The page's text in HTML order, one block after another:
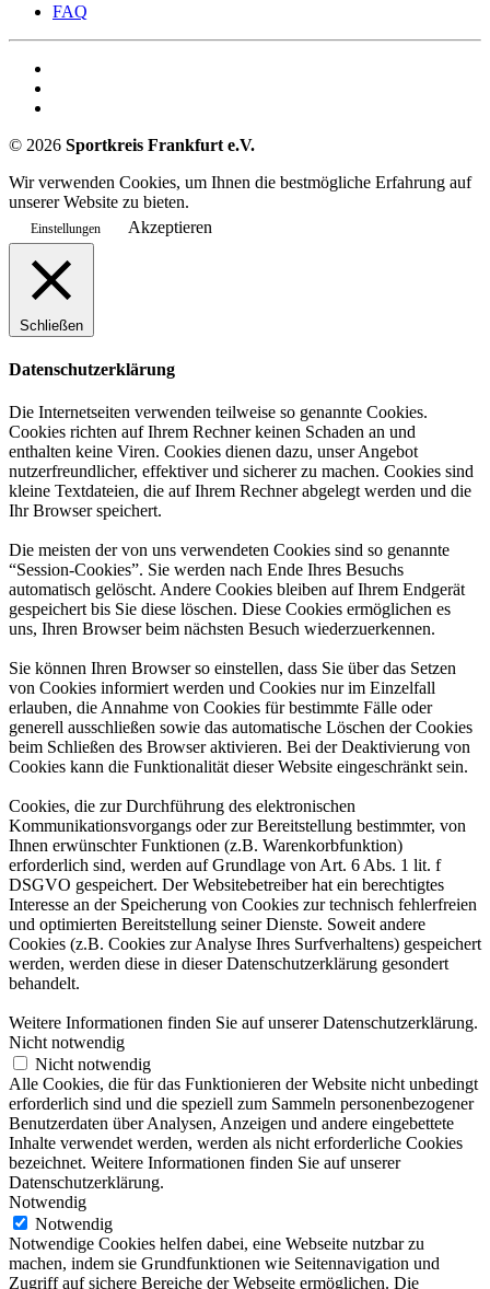
FAQ
© 2026 Sportkreis Frankfurt e.V.
Wir verwenden Cookies, um Ihnen die bestmögliche Erfahrung auf
unserer Website zu bieten.
Einstellungen Akzeptieren
Schließen
Datenschutzerklärung
Die Internetseiten verwenden teilweise so genannte Cookies.
Cookies richten auf Ihrem Rechner keinen Schaden an und
enthalten keine Viren. Cookies dienen dazu, unser Angebot
nutzerfreundlicher, effektiver und sicherer zu machen. Cookies sind
kleine Textdateien, die auf Ihrem Rechner abgelegt werden und die
Ihr Browser speichert.
Die meisten der von uns verwendeten Cookies sind so genannte
“Session-Cookies”. Sie werden nach Ende Ihres Besuchs
automatisch gelöscht. Andere Cookies bleiben auf Ihrem Endgerät
gespeichert bis Sie diese löschen. Diese Cookies ermöglichen es
uns, Ihren Browser beim nächsten Besuch wiederzuerkennen.
Sie können Ihren Browser so einstellen, dass Sie über das Setzen
von Cookies informiert werden und Cookies nur im Einzelfall
erlauben, die Annahme von Cookies für bestimmte Fälle oder
generell ausschließen sowie das automatische Löschen der Cookies
beim Schließen des Browser aktivieren. Bei der Deaktivierung von
Cookies kann die Funktionalität dieser Website eingeschränkt sein.
Cookies, die zur Durchführung des elektronischen
Kommunikationsvorgangs oder zur Bereitstellung bestimmter, von
Ihnen erwünschter Funktionen (z.B. Warenkorbfunktion)
erforderlich sind, werden auf Grundlage von Art. 6 Abs. 1 lit. f
DSGVO gespeichert. Der Websitebetreiber hat ein berechtigtes
Interesse an der Speicherung von Cookies zur technisch fehlerfreien
und optimierten Bereitstellung seiner Dienste. Soweit andere
Cookies (z.B. Cookies zur Analyse Ihres Surfverhaltens) gespeichert
werden, werden diese in dieser Datenschutzerklärung gesondert
behandelt.
Weitere Informationen finden Sie auf unserer Datenschutzerklärung.
Nicht notwendig
Nicht notwendig
Alle Cookies, die für das Funktionieren der Website nicht unbedingt
erforderlich sind und die speziell zum Sammeln personenbezogener
Benutzerdaten über Analysen, Anzeigen und andere eingebettete
Inhalte verwendet werden, werden als nicht erforderliche Cookies
bezeichnet. Weitere Informationen finden Sie auf unserer
Datenschutzerklärung.
Notwendig
Notwendig
Notwendige Cookies helfen dabei, eine Webseite nutzbar zu
machen, indem sie Grundfunktionen wie Seitennavigation und
Zugriff auf sichere Bereiche der Webseite ermöglichen. Die